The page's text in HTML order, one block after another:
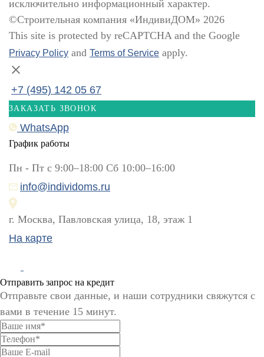
исключительно информационный характер.
©Строительная компания «ИндивиДОМ» 2026
This site is protected by reCAPTCHA and the Google
Privacy Policy and Terms of Service apply.
+7 (495) 142 05 67
ЗАКАЗАТЬ ЗВОНОК
WhatsApp
График работы
Пн - Пт с 9:00–18:00 Сб 10:00–16:00
info@individoms.ru
г. Москва, Павловская улица, 18, этаж 1
На карте
Отправить запрос на кредит
Отправьте свои данные, и наши сотрудники свяжутся с
вами в течение 15 минут.